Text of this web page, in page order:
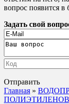
вопрос появится в
Задать свой
Отправить
Главная »